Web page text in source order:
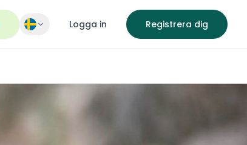
Logga in Registrera dig